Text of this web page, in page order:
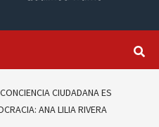
CIUDADANA ES
ANA LILIA RIVERA